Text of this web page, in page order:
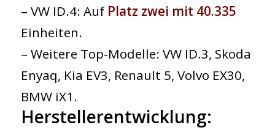
– VW ID.4: Auf Platz zwei mit ​​40.335
Einheiten.
– Weitere Top-Modelle: VW ID.3, Skoda
Enyaq, Kia EV3, Renault 5, Volvo EX30,
BMW iX1.
Herstellerentwicklung: